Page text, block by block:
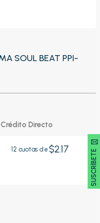
SUSCRÍBETE 🖂
SOUL BEAT PPI-
Crédito Directo
12 cuotas de $2.17